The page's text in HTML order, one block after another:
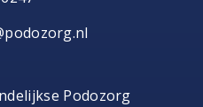
Podozorg